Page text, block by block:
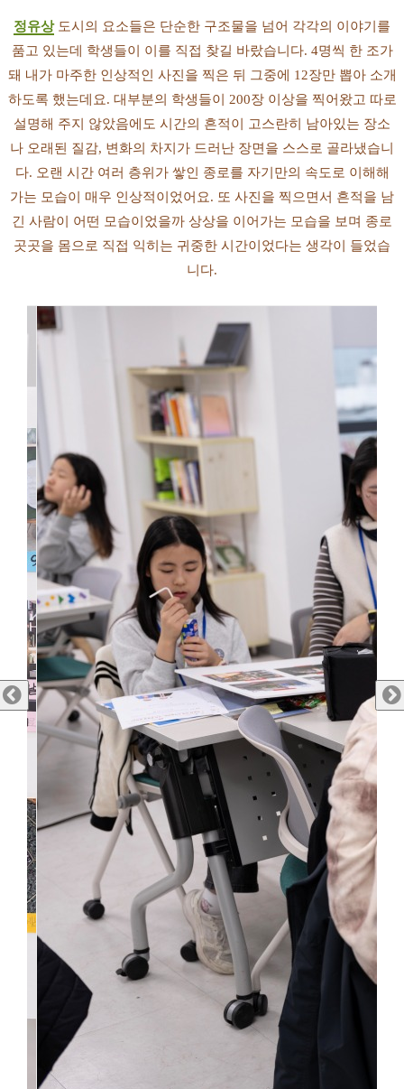
정유상도시의 요소들은 단순한 구조물을 넘어 각각의 이야기를
품고 있는데 학생들이 이를 직접 찾길 바랐습니다. 4명씩 한 조가
돼 내가 마주한 인상적인 사진을 찍은 뒤 그중에 12장만 뽑아 소개
하도록 했는데요. 대부분의 학생들이 200장 이상을 찍어왔고 따로
설명해 주지 않았음에도 시간의 흔적이 고스란히 남아있는 장소
나 오래된 질감, 변화의 차지가 드러난 장면을 스스로 골라냈습니
다. 오랜 시간 여러 층위가 쌓인 종로를 자기만의 속도로 이해해
가는 모습이 매우 인상적이었어요. 또 사진을 찍으면서 흔적을 남
긴 사람이 어떤 모습이었을까 상상을 이어가는 모습을 보며 종로
곳곳을 몸으로 직접 익히는 귀중한 시간이었다는 생각이 들었습
니다.